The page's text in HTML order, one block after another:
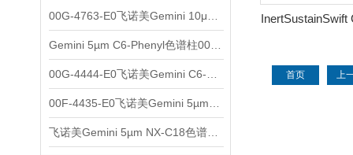
InertSustainSwift
首页 上